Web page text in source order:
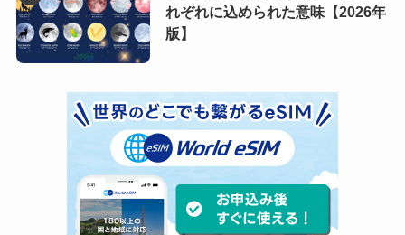
れぞれに込められた意味【2026年
版】